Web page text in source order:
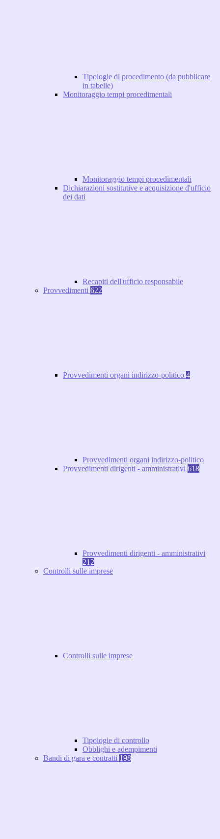
Tipologie di procedimento (da pubblicare
in tabelle)
Monitoraggio tempi procedimentali
Monitoraggio tempi procedimentali
Dichiarazioni sostitutive e acquisizione d'ufficio
dei dati
Recapiti dell'ufficio responsabile
Provvedimenti 622
Provvedimenti organi indirizzo-politico 4
Provvedimenti organi indirizzo-politico
Provvedimenti dirigenti - amministrativi 618
Provvedimenti dirigenti - amministrativi
212
Controlli sulle imprese
Controlli sulle imprese
Tipologie di controllo
Obblighi e adempimenti
Bandi di gara e contratti 198